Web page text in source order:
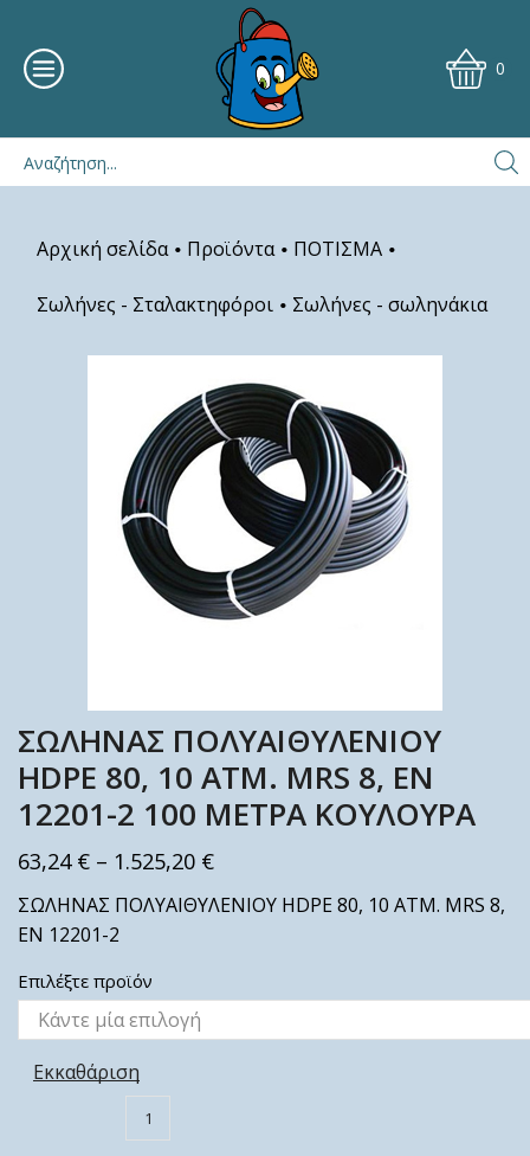
0
Αρχική σελίδα • Προϊόντα • ΠΟΤΙΣΜΑ •
Σωλήνες - Σταλακτηφόροι • Σωλήνες - σωληνάκια
ΣΩΛΗΝΑΣ ΠΟΛΥΑΙΘΥΛΕΝΙΟΥ
HDΡΕ 80, 10 ATM. MRS 8, ΕΝ
12201-2 100 ΜΕΤΡΑ ΚΟΥΛΟΥΡΑ
63,24 € – 1.525,20 €
ΣΩΛΗΝΑΣ ΠΟΛΥΑΙΘΥΛΕΝΙΟΥ HDΡΕ 80, 10 ATM. MRS 8,
ΕΝ 12201-2
Επιλέξτε προϊόν
Εκκαθάριση